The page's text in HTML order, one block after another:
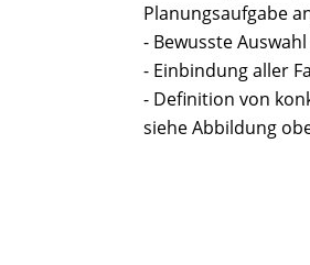
Planungsaufgabe
- Bewusste
- Einbindung aller
- Definition von
siehe Abbildung